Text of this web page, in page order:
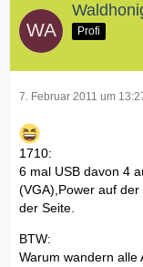
Profi
7. Februar 2011 um
1710:
6 mal USB davon 4
(VGA),Power auf
der Seite.
BTW:
Warum wandern alle